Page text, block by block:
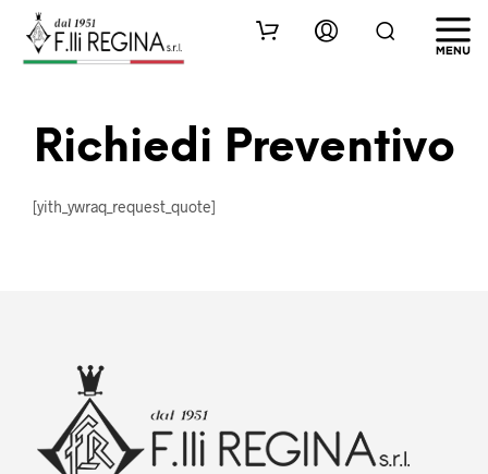
Richiedi Preventivo
[yith_ywraq_request_quote]